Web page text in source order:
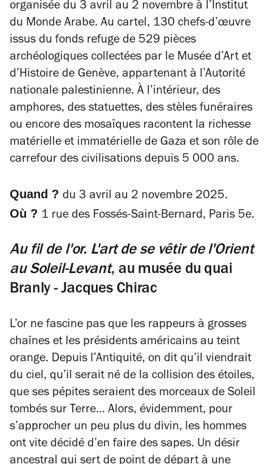
organisée du 3 avril au 2 novembre à l’Institut
du Monde Arabe. Au cartel, 130 chefs-d’œuvre
issus du fonds refuge de 529 pièces
archéologiques collectées par le Musée d’Art et
d’Histoire de Genève, appartenant à l’Autorité
nationale palestinienne. À l’intérieur, des
amphores, des statuettes, des stèles funéraires
ou encore des mosaïques racontent la richesse
matérielle et immatérielle de Gaza et son rôle de
carrefour des civilisations depuis 5 000 ans.
Quand ? du 3 avril au 2 novembre 2025.
Où ? 1 rue des Fossés-Saint-Bernard, Paris 5e.
Au fil de l'or. L'art de se vêtir de l'Orient
au Soleil-Levant, au musée du quai
Branly - Jacques Chirac
L’or ne fascine pas que les rappeurs à grosses
chaînes et les présidents américains au teint
orange. Depuis l’Antiquité, on dit qu’il viendrait
du ciel, qu’il serait né de la collision des étoiles,
que ses pépites seraient des morceaux de Soleil
tombés sur Terre… Alors, évidemment, pour
s’approcher un peu plus du divin, les hommes
ont vite décidé d’en faire des sapes. Un désir
ancestral qui sert de point de départ à une